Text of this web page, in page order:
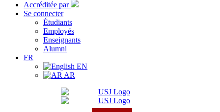
Accréditée par
Se connecter
Étudiants
Employés
Enseignants
Alumni
FR
EN
AR